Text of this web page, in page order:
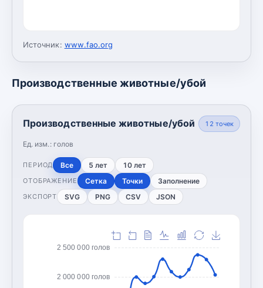
Источник: www.fao.org
Производственные животные/убой
Производственные животные/убой
Ед. изм.: голов
12 точек
ПЕРИОД Все 5 лет 10 лет
ОТОБРАЖЕНИЕ Сетка Точки Заполнение
ЭКСПОРТ SVG PNG CSV JSON
2 000 000 голов
2 500 000 голов